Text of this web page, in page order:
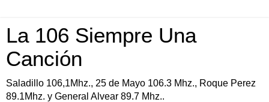
La 106 Siempre Una
Canción
Saladillo 106,1Mhz., 25 de Mayo 106.3 Mhz., Roque Perez
89.1Mhz. y General Alvear 89.7 Mhz..